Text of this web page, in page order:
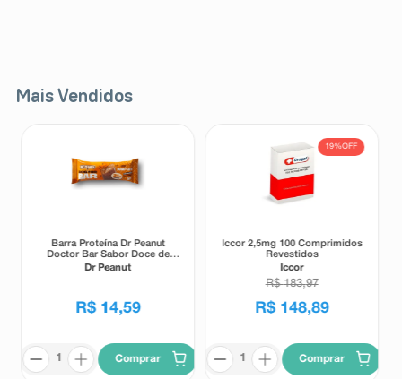
Mais Vendidos
Barra Proteína Dr Peanut
Doctor Bar Sabor Doce de
Leite 62g
Dr Peanut
R$ 14,59
Comprar
19%OFF
Iccor 2,5mg 100 Comprimidos
Revestidos
Iccor
R$ 183,97
R$ 148,89
Comprar